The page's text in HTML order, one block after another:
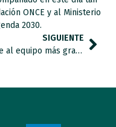
ONCE y al Ministerio
2030.
SIGUIENTE
Únete al equipo más grande de España, marcando la X Solidaria en tu declaración de la renta, y ayuda a millones de personas.